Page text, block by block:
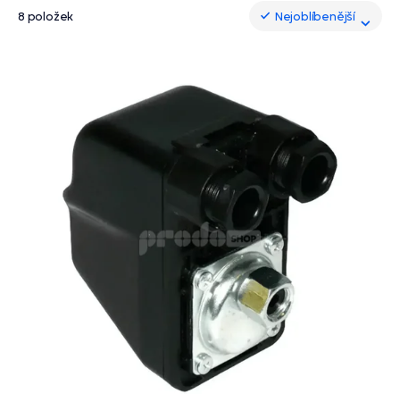
8 položek Nejoblíbenější
Nejoblíbenější